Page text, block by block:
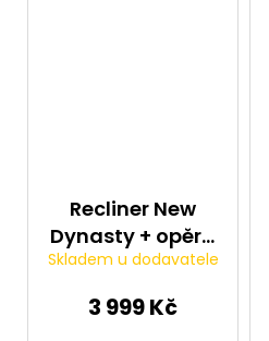
Recliner New
Dynasty + opěra
nohou
Skladem u dodavatele
3 999 Kč